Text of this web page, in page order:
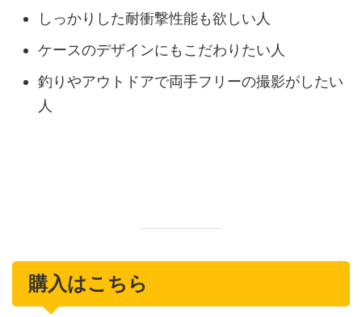
しっかりした耐衝撃性能も欲しい人
ケースのデザインにもこだわりたい人
釣りやアウトドアで両手フリーの撮影がしたい
人
購入はこちら